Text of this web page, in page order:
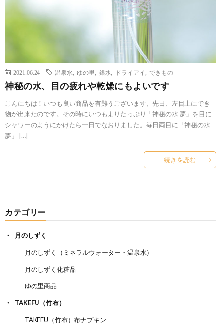
2021.06.24 温泉水 ゆの里 銀水 ドライアイ できもの
神秘の水、目の疲れや乾燥にもよいです
こんにちは！いつも良い商品を有難うございます。先日、左目上にでき
物が出来たのです。その時にいつもよりたっぷり「神秘の水 夢」を目に
シャワーのようにかけたら一日でなおりました。毎日両目に「神秘の水
夢」 […]
続きを読む
カテゴリー
月のしずく
月のしずく（ミネラルウォーター・温泉水）
月のしずく化粧品
ゆの里商品
TAKEFU（竹布）
TAKEFU（竹布）布ナプキン